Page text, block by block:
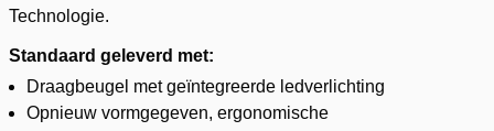
Technologie.
Standaard geleverd met:
Draagbeugel met geïntegreerde ledverlichting
Opnieuw vormgegeven, ergonomische